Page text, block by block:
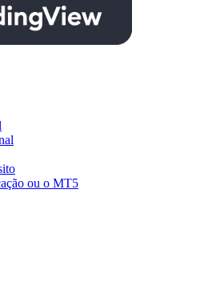
ou o MT5